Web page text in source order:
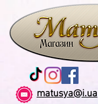
matusya@i.ua